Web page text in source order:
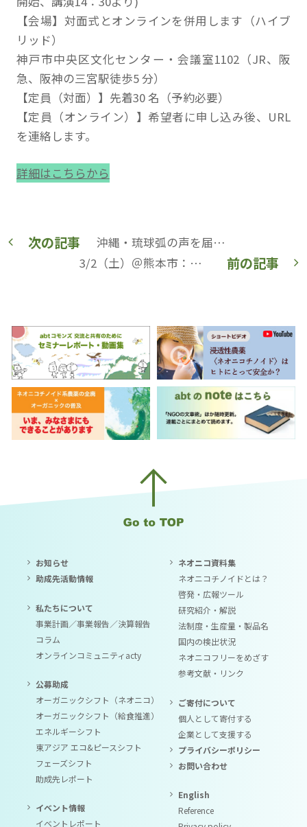
【会場】対面式とオンラインを併用します（ハイブ
リッド）
神戸市中央区文化センター・会議室1102（JR、阪
急、阪神の三宮駅徒歩5 分）
【定員（対面）】先着30 名（予約必要）
【定員（オンライン）】希望者に申し込み後、URL
を連絡します。
詳細はこちらから
次の記事 沖縄・琉球弧の声を届ける会より連続講座第2回の動画公開！
前の記事
3/2（土）＠熊本市：聞いてみよう〜中地先生の熊本の水の話
お知らせ
助成先活動情報
私たちについて
事業計画／事業報告／決算報告
コラム
オンラインコミュニティacty
公募助成
オーガニックシフト（ネオニコ）
オーガニックシフト（給食推進）
エネルギーシフト
東アジア エコ&ピースシフト
フェーズシフト
助成先レポート
イベント情報
イベントレポート
ネオニコ資料集
ネオニコチノイドとは？
啓発・広報ツール
研究紹介・解説
法制度・生産量・製品名
国内の検出状況
ネオニコフリーをめざす
参考文献・リンク
ご寄付について
個人として寄付する
企業として支援する
プライバシーポリシー
お問い合わせ
English
Reference